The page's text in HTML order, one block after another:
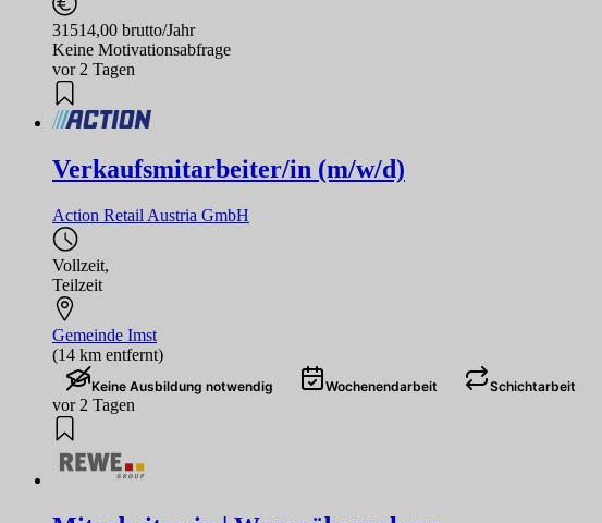
31514,00 brutto/Jahr
Keine Motivationsabfrage
vor 2 Tagen
Verkaufsmitarbeiter/in (m/w/d)
Action Retail Austria GmbH
Vollzeit,
Teilzeit
Gemeinde Imst
(14 km entfernt)
Keine Ausbildung notwendig Wochenendarbeit Schichtarbeit
vor 2 Tagen